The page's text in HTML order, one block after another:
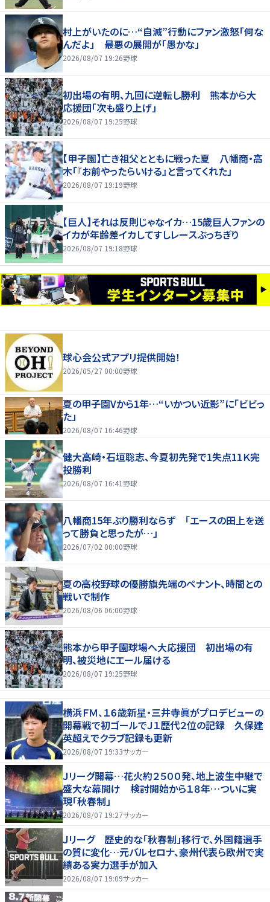
村上がいたのに…“自滅”行動にファン激怒「何な
んだよ」 最悪の展開が「愚かな」
2026/08/07 19:26野球
初出場の有明、九回に逆転し勝利 熊本から大
応援団「次も盛り上げ」
2026/08/07 19:25野球
【甲子園】亡き祖父とともに戦った夏 八幡商・高
木「『お前やったらいける』と言ってくれた」
2026/08/07 19:19野球
【巨人】それは反則じゃなイカ…15歳巨人ファンの
イカが年齢差イカしてすしレースぶっちぎり
2026/08/07 19:18野球
球心会公式アプリ提供開始！
2026/05/27 00:00野球
夏の甲子園Vから1年…“いかつい近影”に「ビビっ
た」
2026/08/07 16:46野球
健大高崎・石垣聡志、今夏初先発で1失点11Ｋ完
投勝利
2026/08/07 16:41 野球
八幡商15年ぶり勝利ならず 「エースの田上を送
って勝負と思ったが…」
2026/07/02 00:00野球
夏の高校野球の優勝旗先端のペナント、時間との
戦いで制作
2026/08/06 06:00野球
熊本から甲子園球場へ大応援団 初出場の有
明、被災地にエール届ける
2026/08/07 19:25野球
横浜ＦＭ、１６歳新星・三井寺眞がプロデビューの
開幕戦で初ゴールでＪ１歴代２位の記録 久保建
英超えでクラブ記録も更新
2026/08/07 19:33サッカー
Ｊリーグ開幕…花火約２５００発、地上波生中継で
盛大な幕開け 検討開始から１８年…ついに実
現「秋春制」
2026/08/07 19:27サッカー
Ｊリーグ 歴史的な「秋春制」移行で、外国籍選手
の質に変化…元バルセロナ、豪州代表ら欧州で実
績ある実力選手が加入
2026/08/07 19:09サッカー